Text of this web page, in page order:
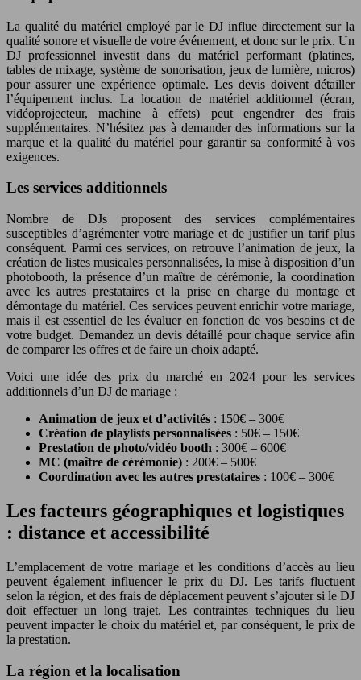
La qualité du matériel employé par le DJ influe directement sur la
qualité sonore et visuelle de votre événement, et donc sur le prix. Un
DJ professionnel investit dans du matériel performant (platines,
tables de mixage, système de sonorisation, jeux de lumière, micros)
pour assurer une expérience optimale. Les devis doivent détailler
l’équipement inclus. La location de matériel additionnel (écran,
vidéoprojecteur, machine à effets) peut engendrer des frais
supplémentaires. N’hésitez pas à demander des informations sur la
marque et la qualité du matériel pour garantir sa conformité à vos
exigences.
Les services additionnels
Nombre de DJs proposent des services complémentaires
susceptibles d’agrémenter votre mariage et de justifier un tarif plus
conséquent. Parmi ces services, on retrouve l’animation de jeux, la
création de listes musicales personnalisées, la mise à disposition d’un
photobooth, la présence d’un maître de cérémonie, la coordination
avec les autres prestataires et la prise en charge du montage et
démontage du matériel. Ces services peuvent enrichir votre mariage,
mais il est essentiel de les évaluer en fonction de vos besoins et de
votre budget. Demandez un devis détaillé pour chaque service afin
de comparer les offres et de faire un choix adapté.
Voici une idée des prix du marché en 2024 pour les services
additionnels d’un DJ de mariage :
Animation de jeux et d’activités : 150€ – 300€
Création de playlists personnalisées : 50€ – 150€
Prestation de photo/vidéo booth : 300€ – 600€
MC (maître de cérémonie) : 200€ – 500€
Coordination avec les autres prestataires : 100€ – 300€
Les facteurs géographiques et logistiques
: distance et accessibilité
L’emplacement de votre mariage et les conditions d’accès au lieu
peuvent également influencer le prix du DJ. Les tarifs fluctuent
selon la région, et des frais de déplacement peuvent s’ajouter si le DJ
doit effectuer un long trajet. Les contraintes techniques du lieu
peuvent impacter le choix du matériel et, par conséquent, le prix de
la prestation.
La région et la localisation